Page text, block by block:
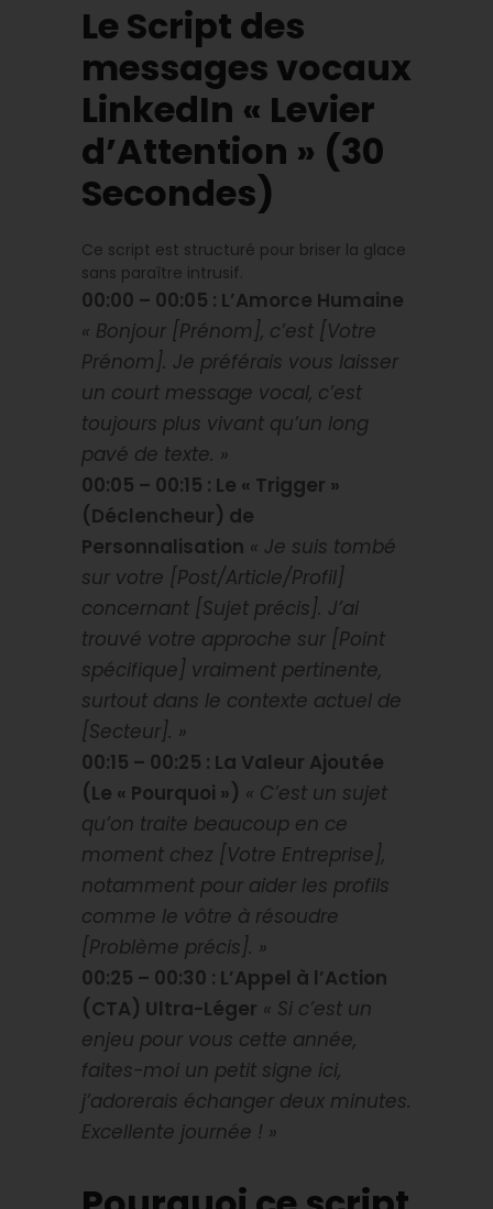
Le Script des
messages vocaux
LinkedIn « Levier
d’Attention » (30
Secondes)
Ce script est structuré pour briser la glace
sans paraître intrusif.
00:00 – 00:05 : L’Amorce Humaine
« Bonjour [Prénom], c’est [Votre
Prénom]. Je préférais vous laisser
un court message vocal, c’est
toujours plus vivant qu’un long
pavé de texte. »
00:05 – 00:15 : Le « Trigger »
(Déclencheur) de
Personnalisation « Je suis tombé
sur votre [Post/Article/Profil]
concernant [Sujet précis]. J’ai
trouvé votre approche sur [Point
spécifique] vraiment pertinente,
surtout dans le contexte actuel de
[Secteur]. »
00:15 – 00:25 : La Valeur Ajoutée
(Le « Pourquoi ») « C’est un sujet
qu’on traite beaucoup en ce
moment chez [Votre Entreprise],
notamment pour aider les profils
comme le vôtre à résoudre
[Problème précis]. »
00:25 – 00:30 : L’Appel à l’Action
(CTA) Ultra-Léger « Si c’est un
enjeu pour vous cette année,
faites-moi un petit signe ici,
j’adorerais échanger deux minutes.
Excellente journée ! »